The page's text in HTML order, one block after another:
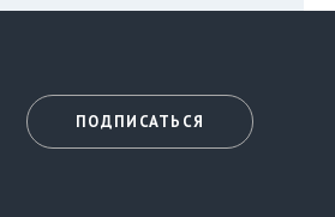
ПОДПИСАТЬСЯ